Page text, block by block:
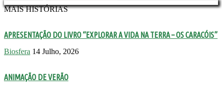
MAIS HISTÓRIAS
APRESENTAÇÃO DO LIVRO “EXPLORAR A VIDA NA TERRA – OS CARACÓIS”
Biosfera 14 Julho, 2026
ANIMAÇÃO DE VERÃO